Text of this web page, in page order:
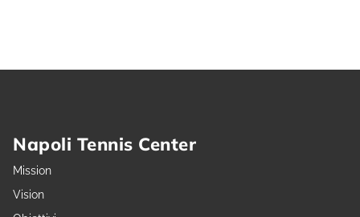
Napoli Tennis Center
Mission
Vision